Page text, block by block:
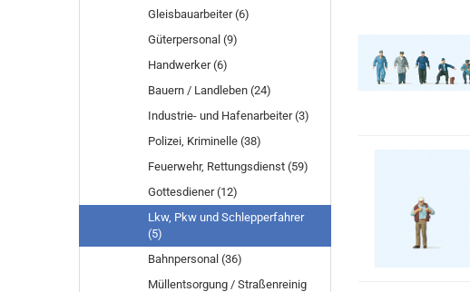
Gleisbauarbeiter (6)
Güterpersonal (9)
Handwerker (6)
Bauern / Landleben (24)
Industrie- und Hafenarbeiter (3)
Polizei, Kriminelle (38)
Feuerwehr, Rettungsdienst (59)
Gottesdiener (12)
Lkw, Pkw und Schlepperfahrer
(5)
Bahnpersonal (36)
Müllentsorgung / Straßenreinig